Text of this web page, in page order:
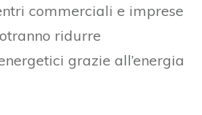
commerciali e imprese
ridurre
grazie all’energia